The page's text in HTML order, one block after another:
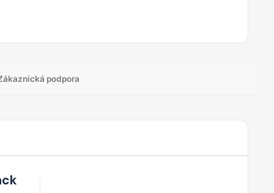
podpora